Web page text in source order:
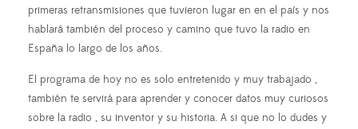
primeras retransmisiones que tuvieron lugar en en el país y nos
hablará también del proceso y camino que tuvo la radio en
España lo largo de los años.
El programa de hoy no es solo entretenido y muy trabajado ,
también te servirá para aprender y conocer datos muy curiosos
sobre la radio , su inventor y su historia. A si que no lo dudes y